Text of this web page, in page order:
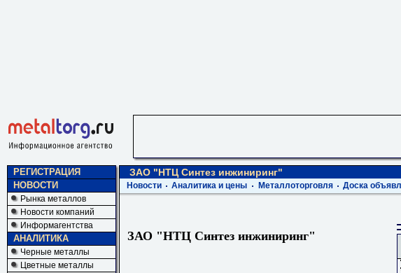
РЕГИСТРАЦИЯ
НОВОСТИ
Рынка металлов
Новости компаний
Информагентства
АНАЛИТИКА
Черные металлы
Цветные металлы
ЗАО "НТЦ Синтез инжиниринг"
Новости Аналитика и цены Металлоторговля Доска
ЗАО "НТЦ Синтез инжиниринг"